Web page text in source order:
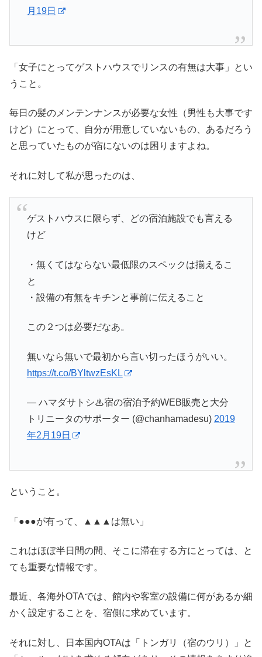
月19日
「女子にとってゲストハウスでリンスの有無は大事」とい
うこと。
毎日の髪のメンテンナンスが必要な女性（男性も大事です
けど）にとって、自分が用意していないもの、あるだろう
と思っていたものが宿にないのは困りますよね。
それに対して私が思ったのは、
ゲストハウスに限らず、どの宿泊施設でも言える
けど
・無くてはならない最低限のスペックは揃えるこ
と
・設備の有無をキチンと事前に伝えること
この２つは必要だなあ。
無いなら無いで最初から言い切ったほうがいい。
https://t.co/BYltwzEsKL
— ハマダサトシ♨︎宿の宿泊予約WEB販売と大分
トリニータのサポーター (@chanhamadesu) 2019
年2月19日
ということ。
「●●●が有って、▲▲▲は無い」
これはほぼ半日間の間、そこに滞在する方にとっては、と
ても重要な情報です。
最近、各海外OTAでは、館内や客室の設備に何があるか細
かく設定することを、宿側に求めています。
それに対し、日本国内OTAは「トンガリ（宿のウリ）」と